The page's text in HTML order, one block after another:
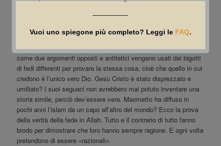
Alcuni giorni fa ho pubblicatoun videonel quale ho spiegato
come due argomenti opposti e antitetici vengano usati dai bigotti
di fedi differenti per provare la stessa cosa, cioè che quello in cui
credono è l’unico vero Dio. Gesù Cristo è stato disprezzato e
umiliato? I suoi seguaci non avrebbero mai potuto inventare una
storia simile, perciò dev’essere vera. Maometto ha diffuso in
pochi anni l’islam da un capo all’altro del mondo? Ecco la prova
della verità della fede in Allah. Tutto e il contrario di tutto fanno
brodo per dimostrare che loro hanno sempre ragione. E ogni volta
pretendono di essere «razionali».
–––––––––
Vuoi uno spiegone più completo? Leggi le FAQ.